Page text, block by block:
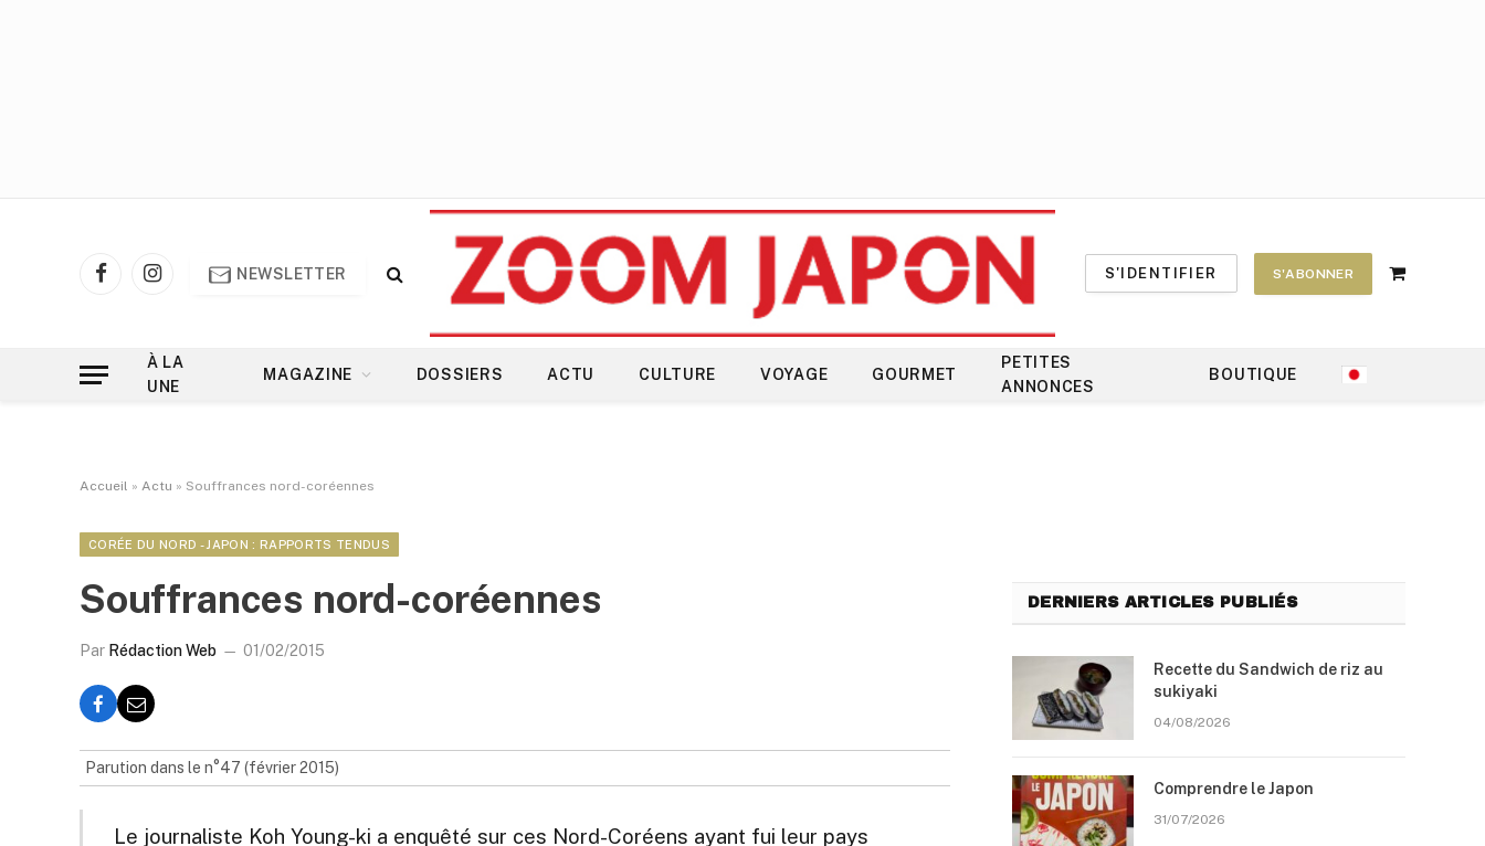
FacebookInstagram
NEWSLETTER S'IDENTIFIER S'ABONNER
Shopping
À LA
UNE
MAGAZINE DOSSIERS ACTU CULTURE VOYAGE GOURMET
PETITES
ANNONCES
BOUTIQUE
Accueil » Actu » Souffrances nord-coréennes
CORÉE DU NORD - JAPON : RAPPORTS TENDUS
Souffrances nord-coréennes
Par Rédaction Web 01/02/2015
Parution dans le n°47 (février 2015)
Le journaliste Koh Young-ki a enquêté sur ces Nord-Coréens ayant fui leur pays
DERNIERS ARTICLES PUBLIÉS
Recette du Sandwich de riz au
sukiyaki
04/08/2026
Comprendre le Japon
31/07/2026